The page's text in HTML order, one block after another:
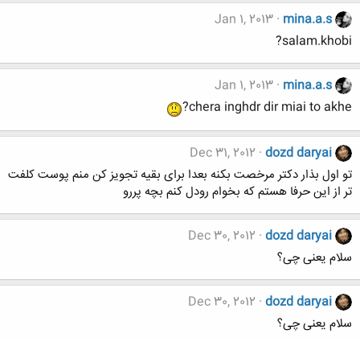
mina.a.s
Jan 1, 2013
salam.khobi?
mina.a.s
Jan 1, 2013
chera inghdr dir miai to akhe?
dozd daryai
Dec 31, 2012
تو اول بذار دکتر مرخصت بکنه بعدا برای بقیه تجویز کن منم پوست کلفت
تر از این حرفا هستم که بخوام رودل کنم بچه پررو
dozd daryai
Dec 30, 2012
سلام یعنی چی؟
dozd daryai
Dec 30, 2012
سلام یعنی چی؟